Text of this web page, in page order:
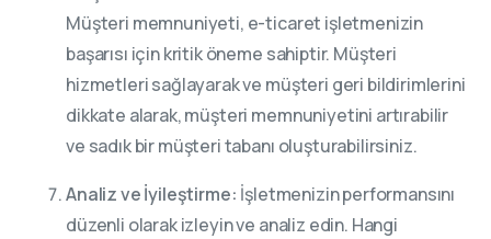
Müşteri memnuniyeti, e-ticaret işletmenizin
başarısı için kritik öneme sahiptir. Müşteri
hizmetleri sağlayarak ve müşteri geri bildirimlerini
dikkate alarak, müşteri memnuniyetini artırabilir
ve sadık bir müşteri tabanı oluşturabilirsiniz.
Analiz ve İyileştirme: İşletmenizin performansını
düzenli olarak izleyin ve analiz edin. Hangi